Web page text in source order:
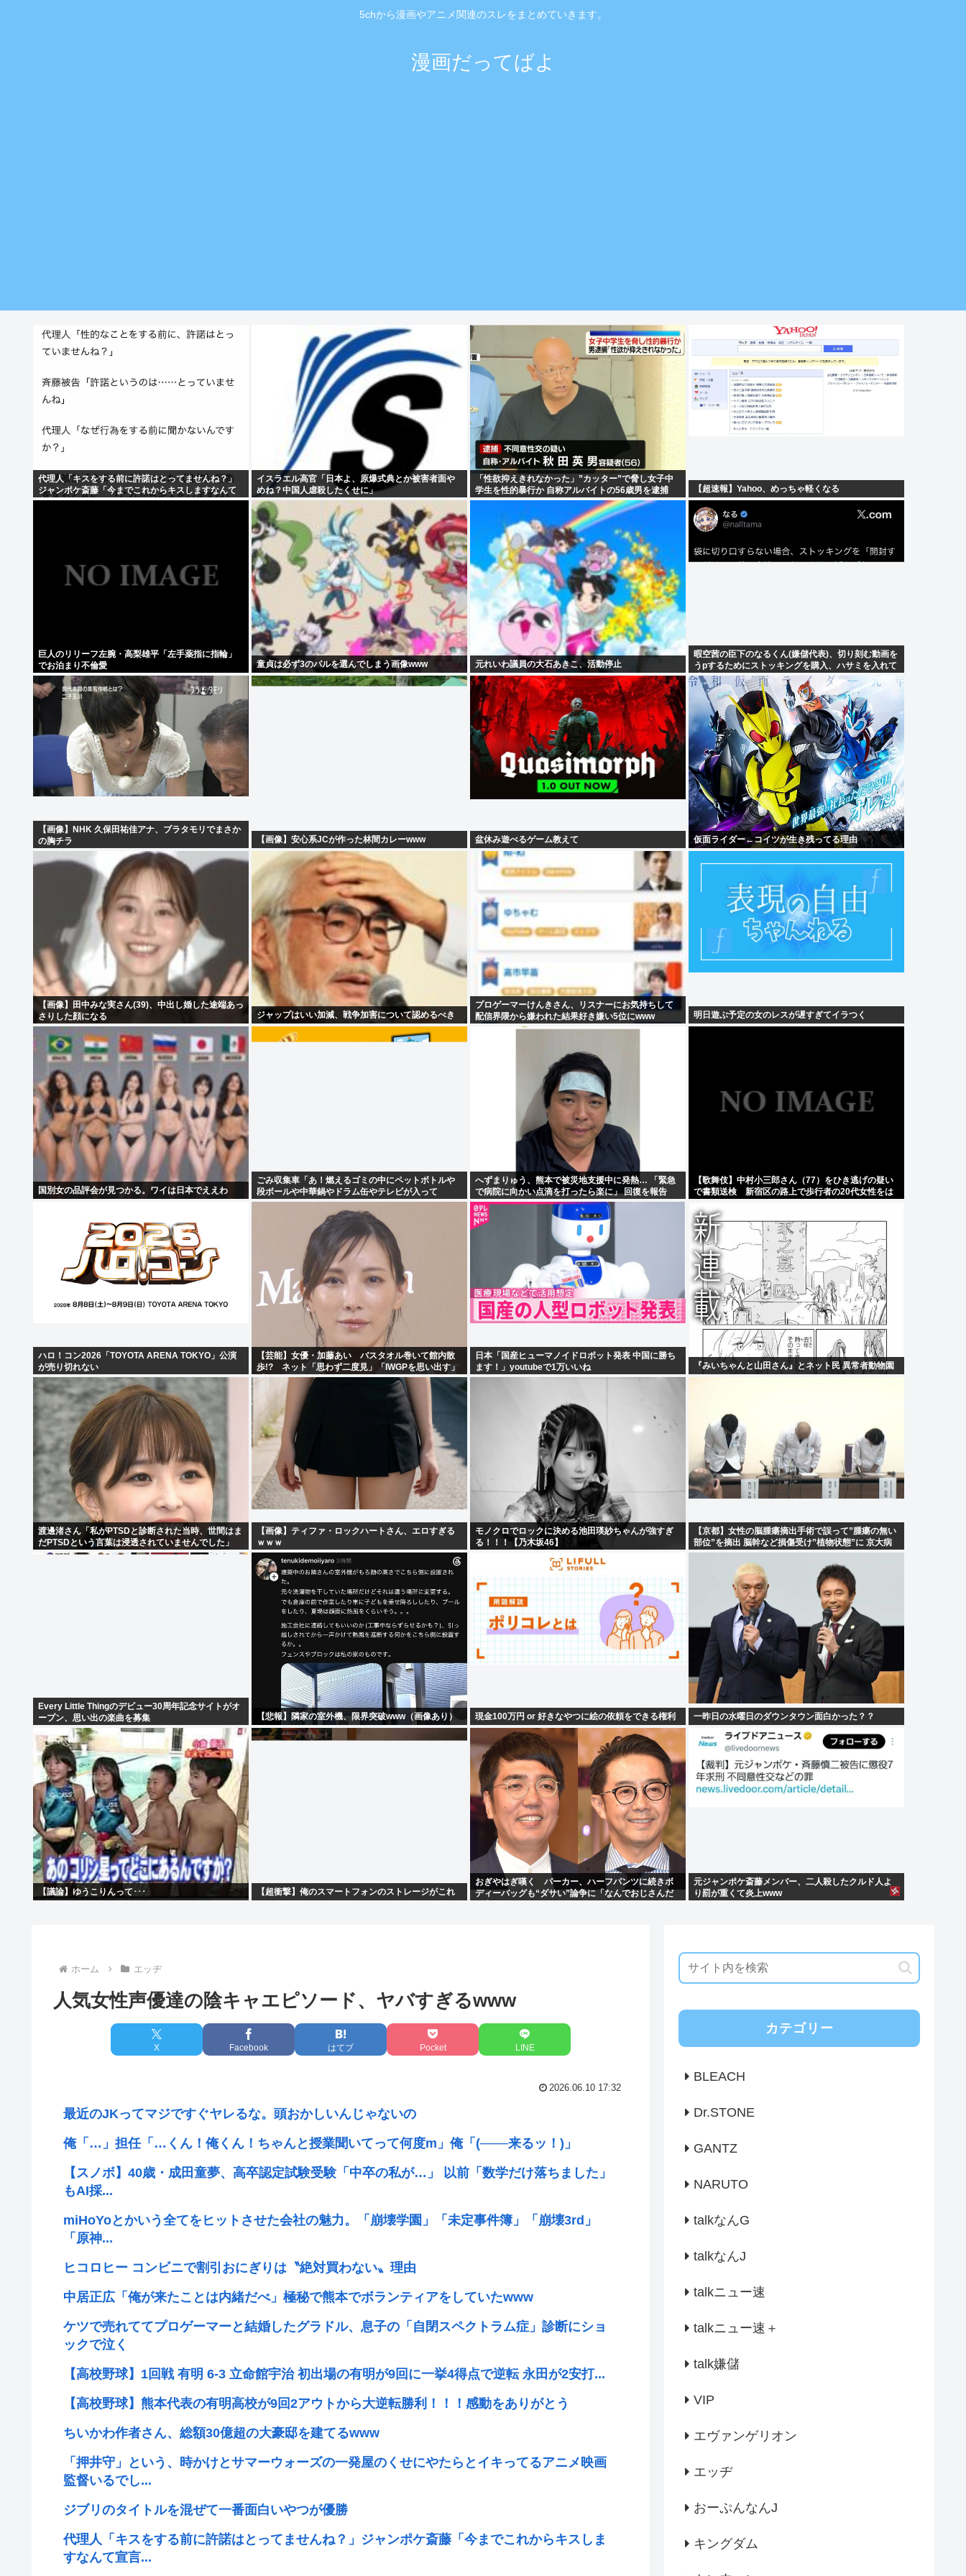
5chから漫画やアニメ関連のスレをまとめていきます。
漫画だってばよ
代理人「キスをする前に許諾はとってませんね？」
ジャンポケ斎藤「今までこれからキスしますなんて
宣言することなかったので」
イスラエル高官「日本よ、原爆式典とか被害者面や
めね？中国人虐殺したくせに」
「性欲抑えきれなかった」”カッター”で脅し女子中
学生を性的暴行か 自称アルバイトの56歳男を逮捕
【超速報】Yahoo、めっちゃ軽くなる
巨人のリリーフ左腕・高梨雄平「左手薬指に指輪」
でお泊まり不倫愛
童貞は必ず3のパルを選んでしまう画像www 元れいわ議員の大石あきこ、活動停止
暇空茜の臣下のなるくん(嫌儲代表)、切り刻む動画を
うpするためにストッキングを購入、ハサミを入れて
感触を楽しむ
【画像】NHK 久保田祐佳アナ、ブラタモリでまさか
の胸チラ
【画像】安心系JCが作った林間カレーwww 盆休み遊べるゲーム教えて 仮面ライダー←コイツが生き残ってる理由
【画像】田中みな実さん(39)、中出し婚した途端あっ
さりした顔になる
ジャップはいい加減、戦争加害について認めるべき
プロゲーマーけんきさん、リスナーにお気持ちして
配信界隈から嫌われた結果好き嫌い5位にwww
明日遊ぶ予定の女のレスが遅すぎてイラつく
国別女の品評会が見つかる。ワイは日本でええわ
ごみ収集車「あ！燃えるゴミの中にペットボトルや
段ボールや中華鍋やドラム缶やテレビが入って
る！」
へずまりゅう、熊本で被災地支援中に発熱… 「緊急
で病院に向かい点滴を打ったら楽に」 回復を報告
【歌舞伎】中村小三郎さん（77）をひき逃げの疑い
で書類送検 新宿区の路上で歩行者の20代女性をは
ハロ！コン2026「TOYOTA ARENA TOKYO」公演
が売り切れない
【芸能】女優・加藤あい バスタオル巻いて館内散
歩!? ネット「思わず二度見」「IWGPを思い出す」
「セクシーサンキュー」
日本「国産ヒューマノイドロボット発表 中国に勝ち
ます！」youtubeで1万いいね
『みいちゃんと山田さん』とネット民 異常者動物園
渡邊渚さん「私がPTSDと診断された当時、世間はま
だPTSDという言葉は浸透されていませんでした」
【画像】ティファ・ロックハートさん、エロすぎる
ｗｗｗ
モノクロでロックに決める池田瑛紗ちゃんが強すぎ
る！！！【乃木坂46】
【京都】女性の脳腫瘍摘出手術で誤って”腫瘍の無い
部位”を摘出 脳幹など損傷受け”植物状態”に 京大病
院
Every Little Thingのデビュー30周年記念サイトがオ
ープン、思い出の楽曲を募集
【悲報】隣家の室外機、限界突破www（画像あり） 現金100万円 or 好きなやつに絵の依頼をできる権利 一昨日の水曜日のダウンタウン面白かった？？
【議論】ゆうこりんって･･･ 【超衝撃】俺のスマートフォンのストレージがこれ
おぎやはぎ嘆く パーカー、ハーフパンツに続きボ
ディーバッグも“ダサい”論争に「なんでおじさんだ
元ジャンポケ斎藤メンバー、二人殺したクルド人よ
り罰が重くて炎上www
ホーム エッヂ
人気女性声優達の陰キャエピソード、ヤバすぎるwww
X Facebook はてブ Pocket LINE
2026.06.10 17:32
最近のJKってマジですぐヤレるな。頭おかしいんじゃないの
俺「…」担任「…くん！俺くん！ちゃんと授業聞いてって何度m」俺「(───来るッ！)」
【スノボ】40歳・成田童夢、高卒認定試験受験「中卒の私が…」 以前「数学だけ落ちました」
もAI採...
miHoYoとかいう全てをヒットさせた会社の魅力。「崩壊学園」「未定事件簿」「崩壊3rd」
「原神...
ヒコロヒー コンビニで割引おにぎりは〝絶対買わない〟理由
中居正広「俺が来たことは内緒だべ」極秘で熊本でボランティアをしていたwww
ケツで売れててプロゲーマーと結婚したグラドル、息子の「自閉スペクトラム症」診断にショ
ックで泣く
【高校野球】1回戦 有明 6-3 立命館宇治 初出場の有明が9回に一挙4得点で逆転 永田が2安打...
【高校野球】熊本代表の有明高校が9回2アウトから大逆転勝利！！！感動をありがとう
ちいかわ作者さん、総額30億超の大豪邸を建てるwww
「押井守」という、時かけとサマーウォーズの一発屋のくせにやたらとイキってるアニメ映画
監督いるでし...
ジブリのタイトルを混ぜて一番面白いやつが優勝
代理人「キスをする前に許諾はとってませんね？」ジャンポケ斎藤「今までこれからキスしま
すなんて宣言...
カテゴリー
BLEACH
Dr.STONE
GANTZ
NARUTO
talkなんG
talkなんJ
talkニュー速
talkニュー速＋
talk嫌儲
VIP
エヴァンゲリオン
エッヂ
おーぷんなんJ
キングダム